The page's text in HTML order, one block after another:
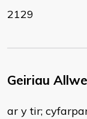
2129
Geiriau
ar y tir;